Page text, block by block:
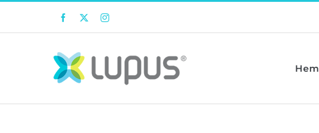
FacebookTwitterInstagram
Hem